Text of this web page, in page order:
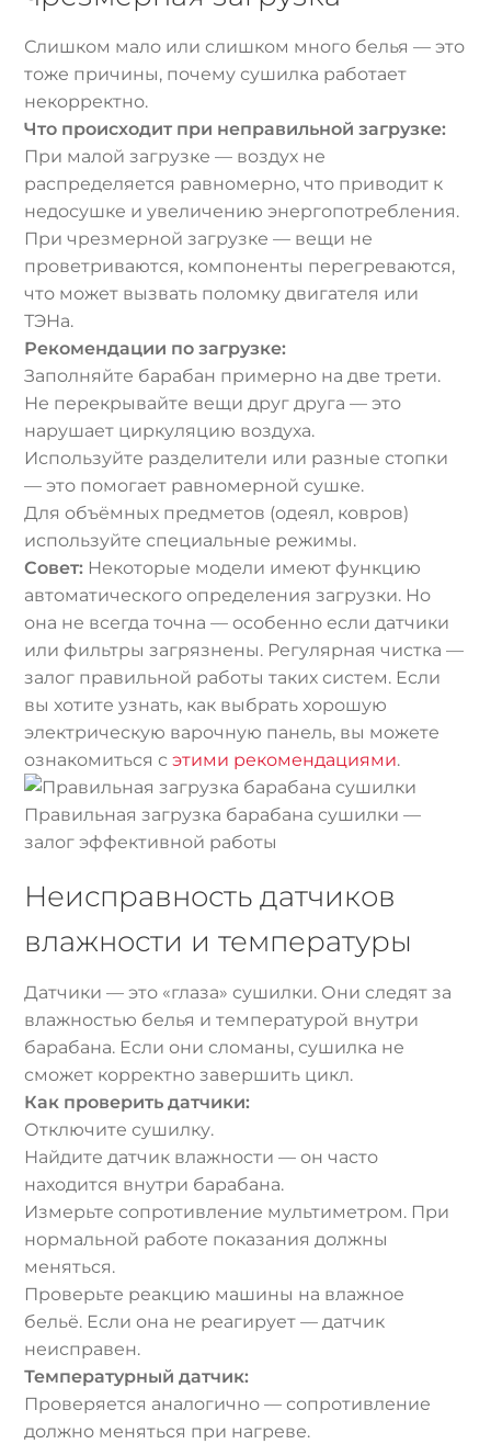
Слишком мало или слишком много белья — это
тоже причины, почему сушилка работает
некорректно.
Что происходит при неправильной загрузке:
При малой загрузке — воздух не
распределяется равномерно, что приводит к
недосушке и увеличению энергопотребления.
При чрезмерной загрузке — вещи не
проветриваются, компоненты перегреваются,
что может вызвать поломку двигателя или
ТЭНа.
Рекомендации по загрузке:
Заполняйте барабан примерно на две трети.
Не перекрывайте вещи друг друга — это
нарушает циркуляцию воздуха.
Используйте разделители или разные стопки
— это помогает равномерной сушке.
Для объёмных предметов (одеял, ковров)
используйте специальные режимы.
Совет: Некоторые модели имеют функцию
автоматического определения загрузки. Но
она не всегда точна — особенно если датчики
или фильтры загрязнены. Регулярная чистка —
залог правильной работы таких систем. Если
вы хотите узнать, как выбрать хорошую
электрическую варочную панель, вы можете
ознакомиться сэтими рекомендациями.
Правильная загрузка барабана сушилки —
залог эффективной работы
Неисправность датчиков
влажности и температуры
Датчики — это «глаза» сушилки. Они следят за
влажностью белья и температурой внутри
барабана. Если они сломаны, сушилка не
сможет корректно завершить цикл.
Как проверить датчики:
Отключите сушилку.
Найдите датчик влажности — он часто
находится внутри барабана.
Измерьте сопротивление мультиметром. При
нормальной работе показания должны
меняться.
Проверьте реакцию машины на влажное
бельё. Если она не реагирует — датчик
неисправен.
Температурный датчик:
Проверяется аналогично — сопротивление
должно меняться при нагреве.